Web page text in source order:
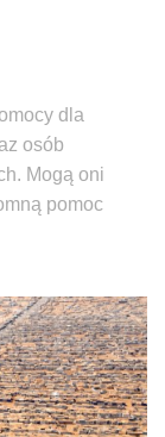
dla
osób
Mogą oni
pomoc